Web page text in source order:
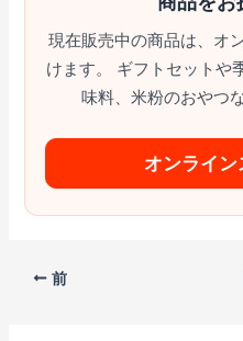
現在販売中の商品は、オ
けます。 ギフトセットや
味料、米粉のおやつ
オンライ
前